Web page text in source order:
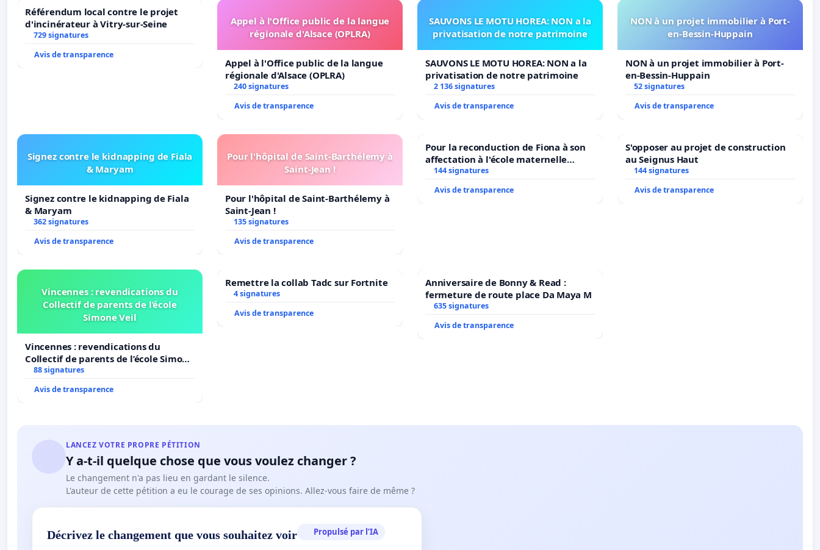
Référendum local contre le projet
d'incinérateur à Vitry-sur-Seine
729 signatures
Avis de transparence
Appel à l'Office public de la langue
régionale d'Alsace (OPLRA)
Appel à l'Office public de la langue
régionale d'Alsace (OPLRA)
240 signatures
Avis de transparence
SAUVONS LE MOTU HOREA: NON a la
privatisation de notre patrimoine
SAUVONS LE MOTU HOREA: NON a la
privatisation de notre patrimoine
2 136 signatures
Avis de transparence
NON à un projet immobilier à Port-
en-Bessin-Huppain
NON à un projet immobilier à Port-
en-Bessin-Huppain
52 signatures
Avis de transparence
Signez contre le kidnapping de Fiala
& Maryam
Signez contre le kidnapping de Fiala
& Maryam
362 signatures
Avis de transparence
Pour l'hôpital de Saint-Barthélemy à
Saint-Jean !
Pour l'hôpital de Saint-Barthélemy à
Saint-Jean !
135 signatures
Avis de transparence
Pour la reconduction de Fiona à son
affectation à l'école maternelle
LAMARTINE auprès de Léo N. en
144 signatures
Avis de transparence
S'opposer au projet de construction
au Seignus Haut
144 signatures
Avis de transparence
Vincennes : revendications du
Collectif de parents de l’école
Simone Veil
Vincennes : revendications du
Collectif de parents de l’école Simone
Veil
88 signatures
Avis de transparence
Remettre la collab Tadc sur Fortnite
4 signatures
Avis de transparence
Anniversaire de Bonny & Read :
fermeture de route place Da Maya M
635 signatures
Avis de transparence
LANCEZ VOTRE PROPRE PÉTITION
Y a-t-il quelque chose que vous voulez changer ?
Le changement n'a pas lieu en gardant le silence.
L'auteur de cette pétition a eu le courage de ses opinions. Allez-vous faire de même ?
Décrivez le changement que vous souhaitez voir Propulsé par l’IA